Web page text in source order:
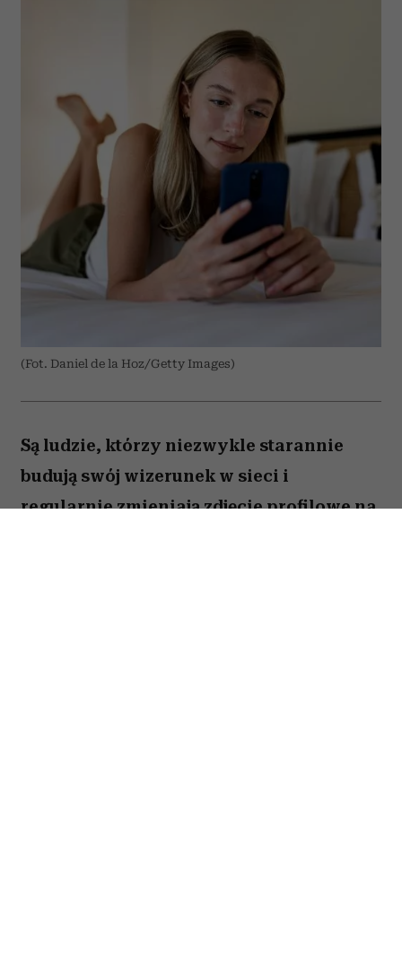
(Fot. Daniel de la Hoz/Getty Images)
Są ludzie, którzy niezwykle starannie
budują swój wizerunek w sieci i
regularnie zmieniają zdjęcie profilowe na